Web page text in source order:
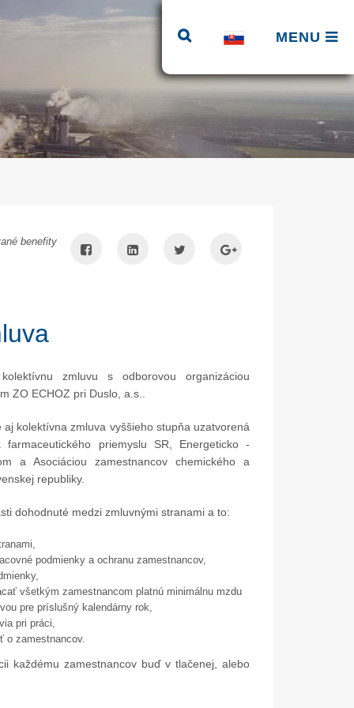
MENU
benefity
zmluvu s odborovou organizáciou
ZO ECHOZ pri Duslo, a.s..
kolektívna zmluva vyššieho stupňa uzatvorená
priemyslu SR, Energeticko -
a Asociáciou zamestnancov chemického a
republiky.
dohodnuté medzi zmluvnými stranami a to:
podmienky a ochranu zamestnancov,
všetkým zamestnancom platnú minimálnu mzdu
pre príslušný kalendárny rok,
pri práci,
o zamestnancov.
každému zamestnancov buď v tlačenej, alebo